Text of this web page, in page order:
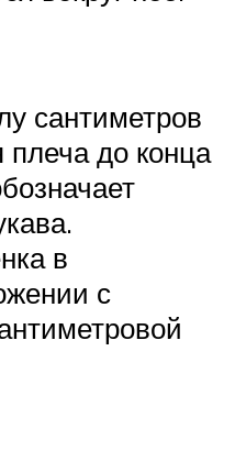
сантиметров
плеча до конца
в
с